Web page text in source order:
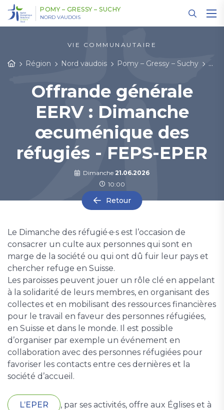
POMY – GRESSY – SUCHY
NORD VAUDOIS
VIE COMMUNAUTAIRE
Région Nord vaudois Pomy – Gressy – Suchy
Offrande générale
EERV : Dimanche
œcuménique des
réfugiés - FEPS-EPER
Dimanche 21.06.2026
10:00
Retour
Le Dimanche des réfugié·e·s est l’occasion de
consacrer un culte aux personnes qui sont en
marge de la société ou qui ont dû fuir leur pays et
chercher refuge en Suisse.
Les paroisses peuvent jouer un rôle clé en appelant
à la solidarité de leurs membres, en organisant des
collectes et en mobilisant des ressources financières
pour le travail en faveur des personnes réfugiées,
en Suisse et dans le monde. Il est possible
d’organiser par exemple un événement en
collaboration avec des personnes réfugiées pour
favoriser les contacts entre ces dernières et la
société d’accueil.
L’EPER
, par ses activités, offre aux Églises et à
Panneau de gestion des cookies